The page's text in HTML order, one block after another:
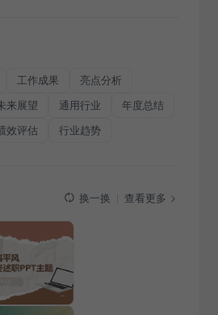
工作成果 亮点分析
来展望 通用行业 年度总结
效评估 行业趋势
换一换 查看更多